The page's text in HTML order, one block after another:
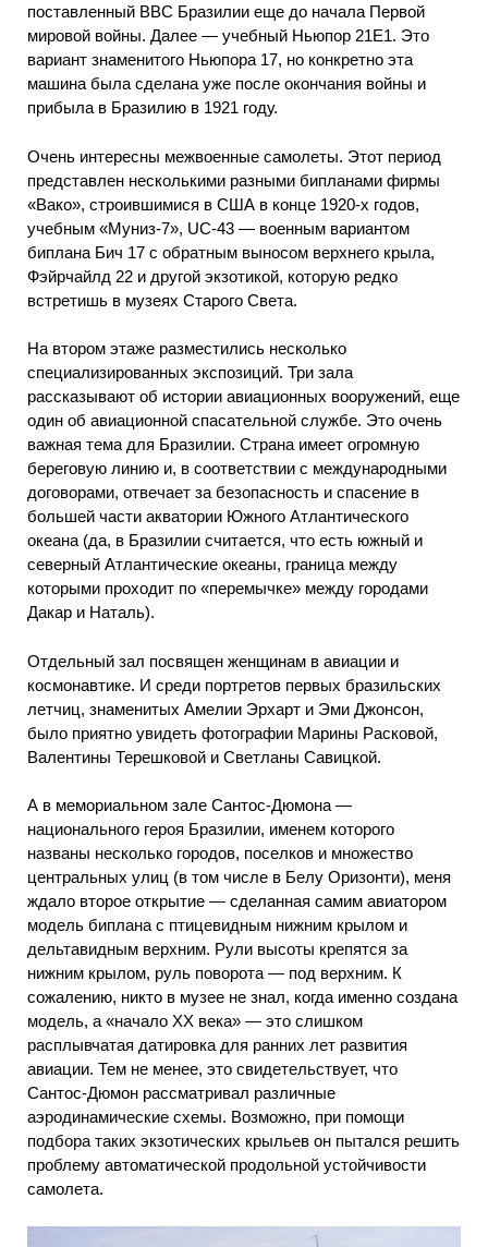
поставленный ВВС Бразилии еще до начала Первой
мировой войны. Далее — учебный Ньюпор 21Е1. Это
вариант знаменитого Ньюпора 17, но конкретно эта
машина была сделана уже после окончания войны и
прибыла в Бразилию в 1921 году.
Очень интересны межвоенные самолеты. Этот период
представлен несколькими разными бипланами фирмы
«Вако», строившимися в США в конце 1920-х годов,
учебным «Муниз-7», UC-43 — военным вариантом
биплана Бич 17 с обратным выносом верхнего крыла,
Фэйрчайлд 22 и другой экзотикой, которую редко
встретишь в музеях Старого Света.
На втором этаже разместились несколько
специализированных экспозиций. Три зала
рассказывают об истории авиационных вооружений, еще
один об авиационной спасательной службе. Это очень
важная тема для Бразилии. Страна имеет огромную
береговую линию и, в соответствии с международными
договорами, отвечает за безопасность и спасение в
большей части акватории Южного Атлантического
океана (да, в Бразилии считается, что есть южный и
северный Атлантические океаны, граница между
которыми проходит по «перемычке» между городами
Дакар и Наталь).
Отдельный зал посвящен женщинам в авиации и
космонавтике. И среди портретов первых бразильских
летчиц, знаменитых Амелии Эрхарт и Эми Джонсон,
было приятно увидеть фотографии Марины Расковой,
Валентины Терешковой и Светланы Савицкой.
А в мемориальном зале Сантос-Дюмона —
национального героя Бразилии, именем которого
названы несколько городов, поселков и множество
центральных улиц (в том числе в Белу Оризонти), меня
ждало второе открытие — сделанная самим авиатором
модель биплана с птицевидным нижним крылом и
дельтавидным верхним. Рули высоты крепятся за
нижним крылом, руль поворота — под верхним. К
сожалению, никто в музее не знал, когда именно создана
модель, а «начало XX века» — это слишком
расплывчатая датировка для ранних лет развития
авиации. Тем не менее, это свидетельствует, что
Сантос-Дюмон рассматривал различные
аэродинамические схемы. Возможно, при помощи
подбора таких экзотических крыльев он пытался решить
проблему автоматической продольной устойчивости
самолета.